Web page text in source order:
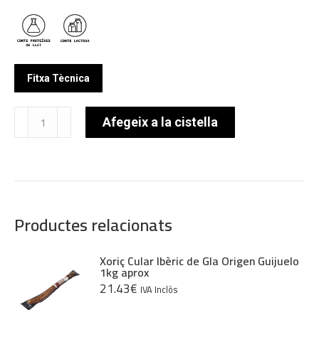
Fitxa Tècnica
quantitat
Formatge
100%
Afegeix a la cistella
Productes relacionats
Xoriç Cular Ibèric de Gla Origen Guijuelo
1kg aprox
21.43€ IVA Inclòs